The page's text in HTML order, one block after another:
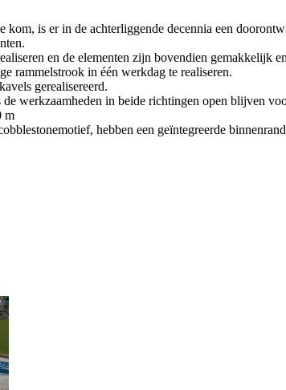
is er in de achterliggende decennia een
en de elementen zijn bovendien
rammelstrook in één werkdag te realiseren.
gerealisereerd.
werkzaamheden in beide richtingen open blijven
m
hebben een geïntegreerde